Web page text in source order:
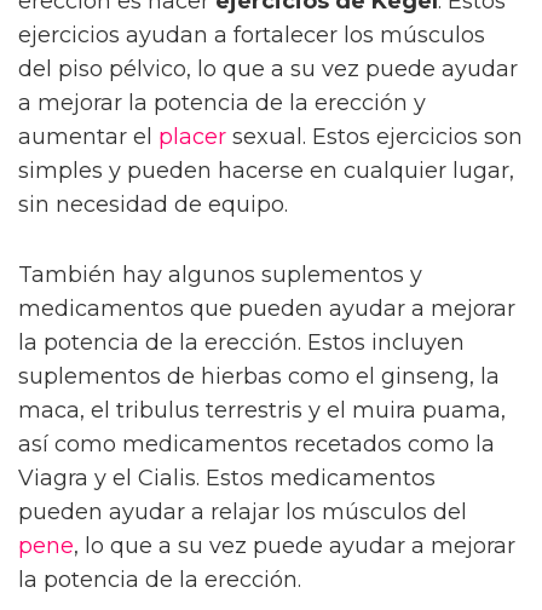
ejercicios ayudan a fortalecer los músculos
del piso pélvico, lo que a su vez puede ayudar
a mejorar la potencia de la erección y
aumentar el placer sexual. Estos ejercicios son
simples y pueden hacerse en cualquier lugar,
sin necesidad de equipo.
También hay algunos suplementos y
medicamentos que pueden ayudar a mejorar
la potencia de la erección. Estos incluyen
suplementos de hierbas como el ginseng, la
maca, el tribulus terrestris y el muira puama,
así como medicamentos recetados como la
Viagra y el Cialis. Estos medicamentos
pueden ayudar a relajar los músculos del
pene, lo que a su vez puede ayudar a mejorar
la potencia de la erección.